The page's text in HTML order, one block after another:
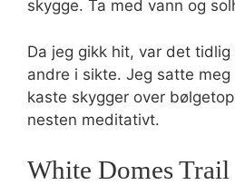
skygge. Ta med vann og
Da jeg gikk hit, var det
andre i sikte. Jeg satte meg
kaste skygger over
nesten meditativt.
White Domes Trail